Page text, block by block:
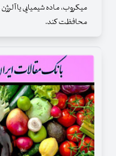
میکروب، ماده شیمیایی یا
محافظت کند.